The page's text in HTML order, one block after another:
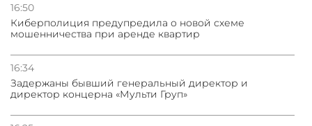
16:50
Киберполиция предупредила о новой схеме
мошенничества при аренде квартир
16:34
Задержаны бывший генеральный директор и
директор концерна «Мульти Груп»